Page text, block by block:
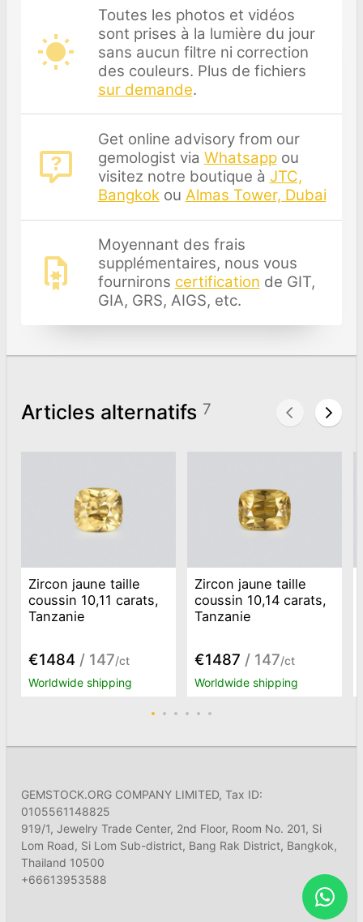
Toutes les photos et vidéos
sont prises à la lumière du jour
sans aucun filtre ni correction
des couleurs. Plus de fichiers
sur demande.
Get online advisory from our
gemologist via Whatsappou
visitez notre boutique à JTC,
Bangkokou Almas Tower, Dubai
Moyennant des frais
supplémentaires, nous vous
fournirons certification de GIT,
GIA, GRS, AIGS, etc.
Articles alternatifs 7
Zircon jaune taille
coussin 10,11 carats,
Tanzanie
€1484 / 147/ct
Worldwide shipping
Zircon jaune taille
coussin 10,14 carats,
Tanzanie
€1487 / 147/ct
Worldwide shipping
GEMSTOCK.ORG COMPANY LIMITED, Tax ID:
0105561148825
919/1, Jewelry Trade Center, 2nd Floor, Room No. 201, Si
Lom Road, Si Lom Sub-district, Bang Rak District, Bangkok,
Thailand 10500
+66613953588